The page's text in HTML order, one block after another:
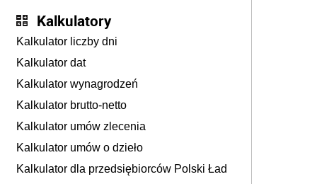
Kalkulatory
Kalkulator liczby dni
Kalkulator dat
Kalkulator wynagrodzeń
Kalkulator brutto-netto
Kalkulator umów zlecenia
Kalkulator umów o dzieło
Kalkulator dla przedsiębiorców Polski Ład